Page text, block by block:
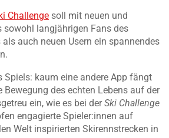
Challenge soll mit neuen und
sowohl langjährigen Fans des
auch neuen Usern ein spannendes
Spiels: kaum eine andere App fängt
Bewegung des echten Lebens auf der
ein, wie es bei derSki Challenge
engagierte Spieler:innen auf
Welt inspirierten Skirennstrecken in